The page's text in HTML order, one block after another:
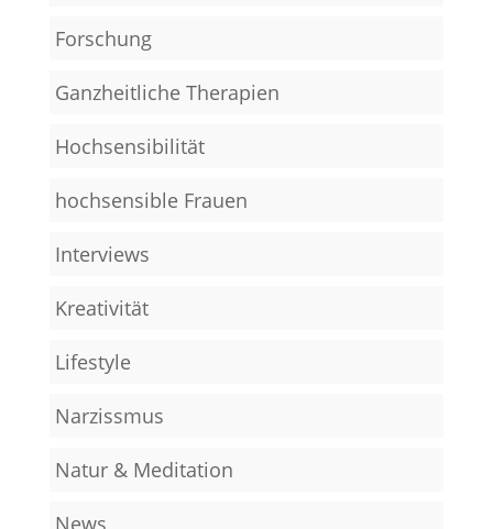
Forschung
Ganzheitliche Therapien
Hochsensibilität
hochsensible Frauen
Interviews
Kreativität
Lifestyle
Narzissmus
Natur & Meditation